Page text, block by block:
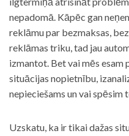
nepadomā. Kāpēc gan
reklāmu par bezmaksas,
reklāmas triku, tad jau
izmantot. Bet vai mēs
situācijas nopietnību,
nepieciešams un vai
Uzskatu, ka ir tikai dažas